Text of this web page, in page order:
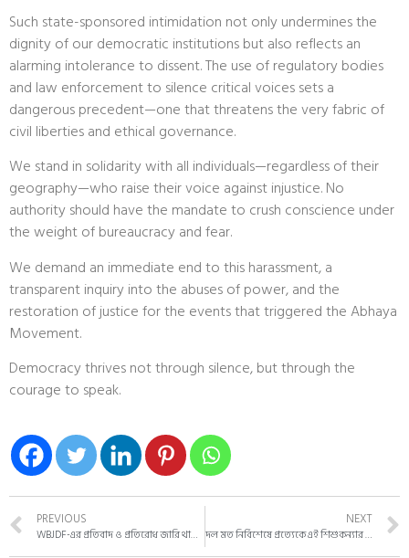
Such state-sponsored intimidation not only undermines the
dignity of our democratic institutions but also reflects an
alarming intolerance to dissent. The use of regulatory bodies
and law enforcement to silence critical voices sets a
dangerous precedent—one that threatens the very fabric of
civil liberties and ethical governance.
We stand in solidarity with all individuals—regardless of their
geography—who raise their voice against injustice. No
authority should have the mandate to crush conscience under
the weight of bureaucracy and fear.
We demand an immediate end to this harassment, a
transparent inquiry into the abuses of power, and the
restoration of justice for the events that triggered the Abhaya
Movement.
Democracy thrives not through silence, but through the
courage to speak.
PREVIOUS
WBJDF-এর প্রতিবাদ ও প্রতিরোধ জারি থাকবে
NEXT
দল মত নির্বিশেষে প্রত্যেকে এই শিশুকন্যার হত্যার বিরুদ্ধে রুখে দাঁড়ান।